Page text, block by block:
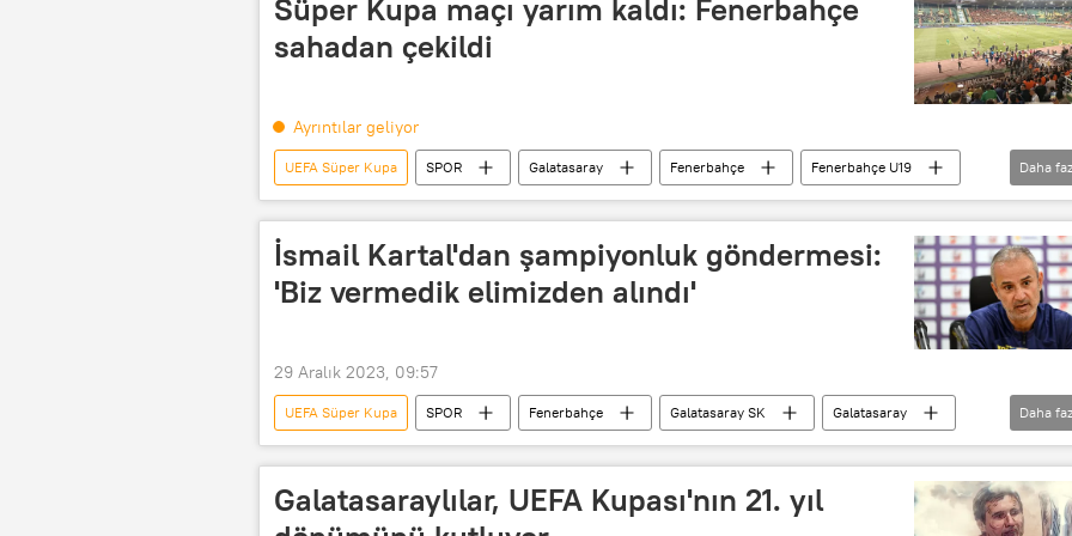
Real Madrid
Real Madrid
Süper Kupa maçı yarım kaldı: Fenerbahçe
sahadan çekildi
Ayrıntılar geliyor
UEFA Süper Kupa SPOR Galatasaray Fenerbahçe
Fenerbahçe U19
Ali Koç
Süper Kupa Süper Kupa
UEFA Süper Kupa
Daha
İsmail Kartal'dan şampiyonluk göndermesi:
'Biz vermedik elimizden alındı'
29 Aralık 2023, 09:57
UEFA Süper Kupa SPOR Fenerbahçe Galatasaray SK
Galatasaray
UEFA Süper Kupa
TFF Süper Kupa İsmail Kartal
Daha
Galatasaraylılar, UEFA Kupası'nın 21. yıl